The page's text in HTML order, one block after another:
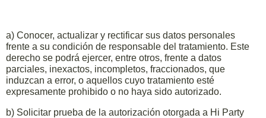
a) Conocer, actualizar y rectificar sus datos personales
frente a su condición de responsable del tratamiento. Este
derecho se podrá ejercer, entre otros, frente a datos
parciales, inexactos, incompletos, fraccionados, que
induzcan a error, o aquellos cuyo tratamiento esté
expresamente prohibido o no haya sido autorizado.
b) Solicitar prueba de la autorización otorgada a Hi Party